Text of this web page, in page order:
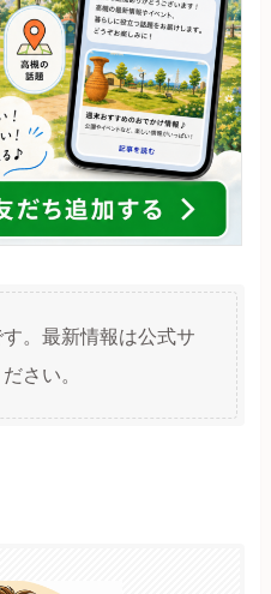
。最新情報は公式サ
さい。